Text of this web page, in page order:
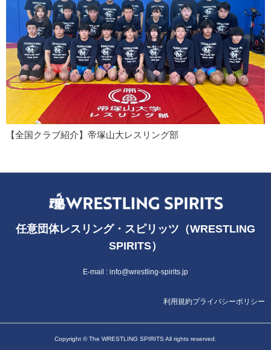
【全国クラブ紹介】帝塚山大レスリング部
任意団体レスリング・スピリッツ（WRESTLING
SPIRITS）
E-mail : info@wrestling-spirits.jp
利用規約プライバシーポリシー
Copyright © The WRESTLING SPIRITS All rights reserved.